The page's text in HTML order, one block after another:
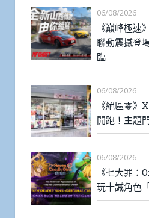
06/08/2026
《巔峰極速
聯動震撼登
臨
06/08/2026
《絕區零》
開跑！主題
06/08/2026
《七大罪
玩十誡角色